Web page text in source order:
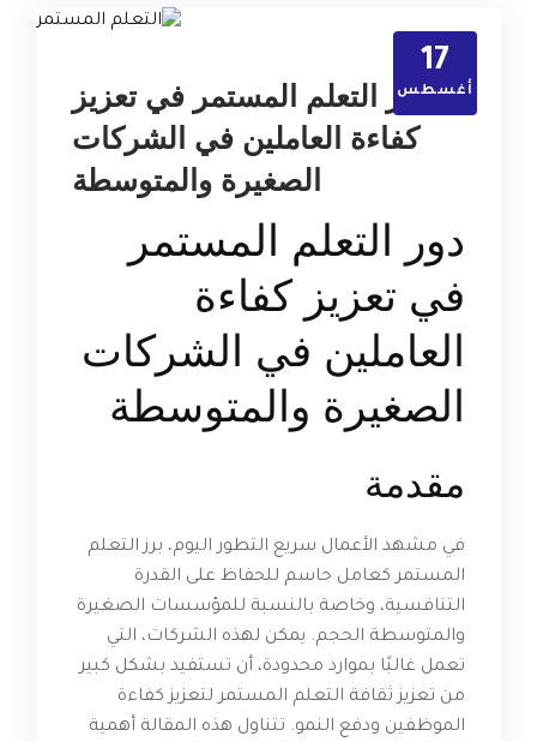
17
أغسطسدور التعلم المستمر في تعزيز
كفاءة العاملين في الشركات
الصغيرة والمتوسطة
دور التعلم المستمر
في تعزيز كفاءة
العاملين في الشركات
الصغيرة والمتوسطة
مقدمة
في مشهد الأعمال سريع التطور اليوم، برز التعلم
المستمر كعامل حاسم للحفاظ على القدرة
التنافسية، وخاصة بالنسبة للمؤسسات الصغيرة
والمتوسطة الحجم. يمكن لهذه الشركات، التي
تعمل غالبًا بموارد محدودة، أن تستفيد بشكل كبير
من تعزيز ثقافة التعلم المستمر لتعزيز كفاءة
الموظفين ودفع النمو. تتناول هذه المقالة أهمية